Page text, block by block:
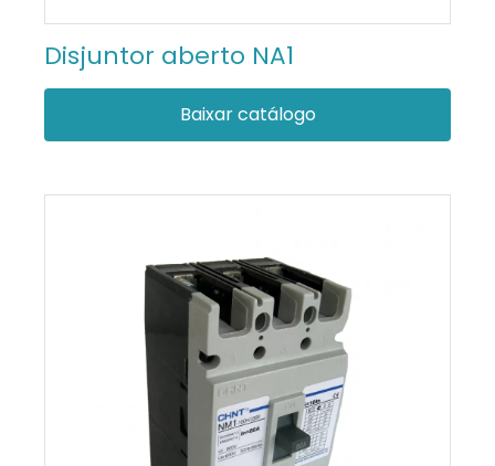
Disjuntor aberto NA1
Baixar catálogo